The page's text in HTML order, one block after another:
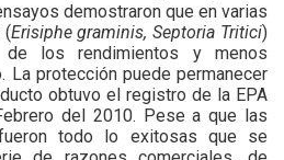
demostraron que en varias
(Erisiphe graminis, Septoria Tritici)
de los rendimientos y menos
La protección puede permanecer
obtuvo el registro de la EPA
del 2010. Pese a que las
todo lo exitosas que se